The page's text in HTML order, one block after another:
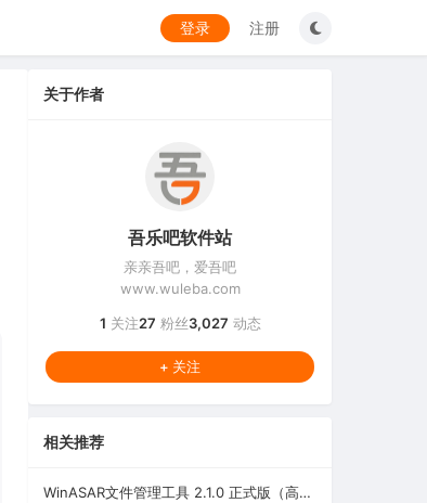
登录 注册
关于作者
吾乐吧软件站
亲亲吾吧，爱吾吧
www.wuleba.com
1 关注27 粉丝3,027 动态
+ 关注
相关推荐
WinASAR文件管理工具 2.1.0 正式版（高仿WinRAR，最好用的Electron ASAR文件打包/解包工具、压缩/解压工具）